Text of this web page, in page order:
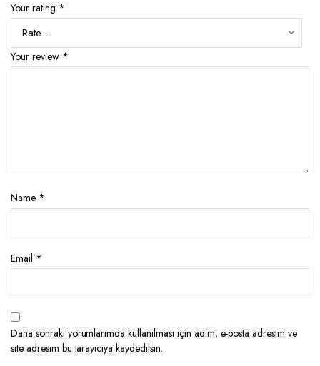
Your rating *
Your review *
Name *
Email *
Daha sonraki yorumlarımda kullanılması için adım, e-posta adresim ve
site adresim bu tarayıcıya kaydedilsin.